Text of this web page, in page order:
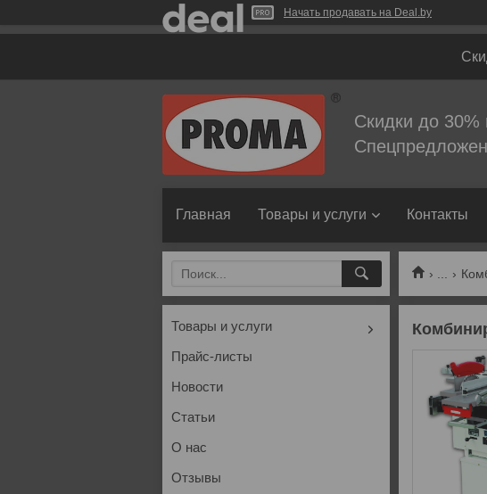
Начать продавать на Deal.by
Скидки до 30%
Главная Товары и услуги Контакты
Товары и услуги
Прайс-листы
Новости
Статьи
О нас
Отзывы